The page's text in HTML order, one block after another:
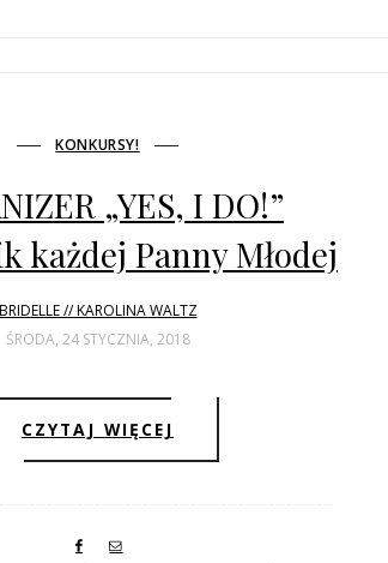
KONKURSY!
„YES, I DO!”
każdej Panny Młodej
BRIDELLE // KAROLINA WALTZ
ŚRODA, 24 STYCZNIA, 2018
CZYTAJ WIĘCEJ